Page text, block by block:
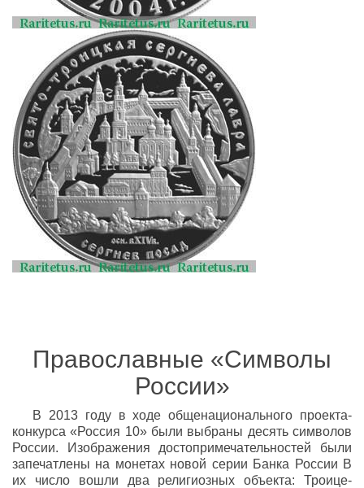
Православные «Символы
России»
В 2013 году в ходе общенационального проекта-
конкурса «Россия 10» были выбраны десять символов
России. Изображения достопримечательностей были
запечатлены на монетах новой серии Банка России В
их число вошли два религиозных объекта: Троице-